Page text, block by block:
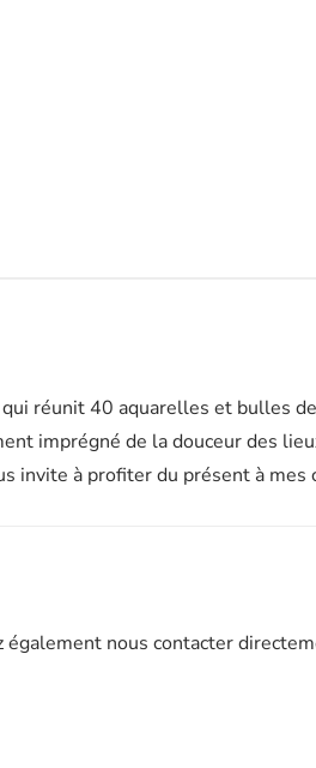
réunit 40 aquarelles et bulles
imprégné de la douceur des
invite à profiter du présent à mes
nous contacter